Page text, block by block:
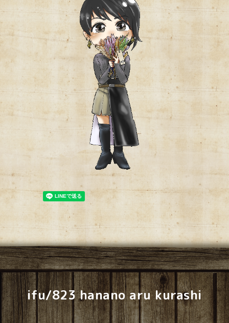
ifu/823 hanano aru kurashi